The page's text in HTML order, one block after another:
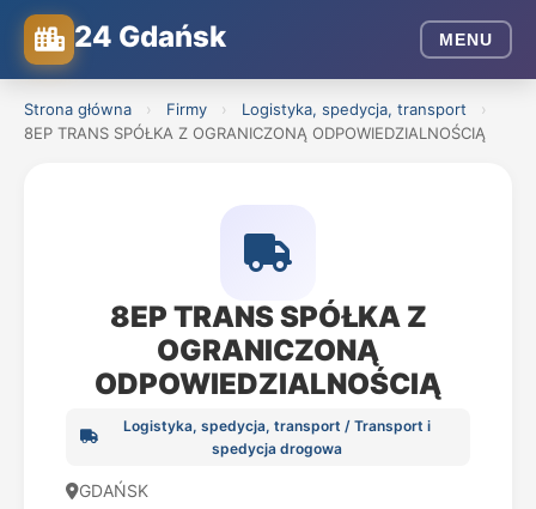
24 Gdańsk MENU
Strona główna › Firmy › Logistyka, spedycja, transport
›
8EP TRANS SPÓŁKA Z OGRANICZONĄ ODPOWIEDZIALNOŚCIĄ
8EP TRANS SPÓŁKA Z
OGRANICZONĄ
ODPOWIEDZIALNOŚCIĄ
Logistyka, spedycja, transport / Transport i
spedycja drogowa
GDAŃSK